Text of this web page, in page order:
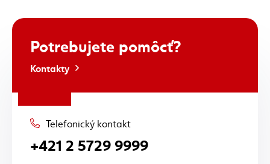
Potrebujete pomôcť?
Kontakty
Telefonický kontakt
+421 2 5729 9999